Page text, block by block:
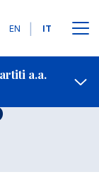
Lingue
EN IT
a.a.
Contatti